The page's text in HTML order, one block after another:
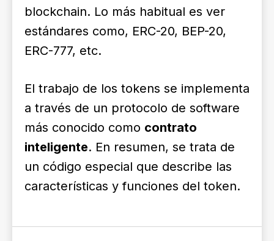
blockchain. Lo más habitual es ver
estándares como, ERC-20, BEP-20,
ERC-777, etc.
El trabajo de los tokens se implementa
a través de un protocolo de software
más conocido como contrato
inteligente. En resumen, se trata de
un código especial que describe las
características y funciones del token.